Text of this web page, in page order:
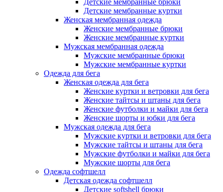
Детские мембранные брюки
Детские мембранные куртки
Женская мембранная одежда
Женские мембранные брюки
Женские мембранные куртки
Мужская мембранная одежда
Мужские мембранные брюки
Мужские мембранные куртки
Одежда для бега
Женская одежда для бега
Женские куртки и ветровки для бега
Женские тайтсы и штаны для бега
Женские футболки и майки для бега
Женские шорты и юбки для бега
Мужская одежда для бега
Мужские куртки и ветровки для бега
Мужские тайтсы и штаны для бега
Мужские футболки и майки для бега
Мужские шорты для бега
Одежда софтшелл
Детская одежда софтшелл
Детские softshell брюки